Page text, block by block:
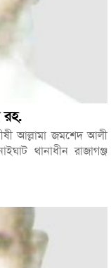
রহ.
আল্লামা জমশেদ আলী
থানাধীন রাজাগঞ্জ